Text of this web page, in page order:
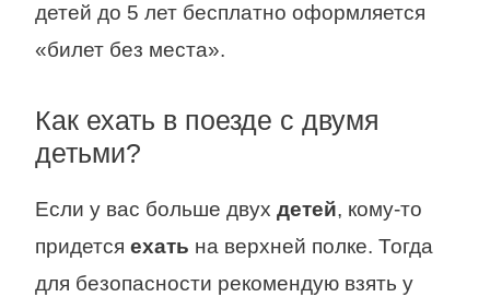
детей до 5 лет бесплатно оформляется
«билет без места».
Как ехать в поезде с двумя
детьми?
Если у вас больше двух детей, кому-то
придется ехать на верхней полке. Тогда
для безопасности рекомендую взять у